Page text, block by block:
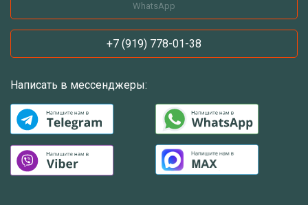
WhatsApp
+7 (919) 778-01-38
Написать в мессенджеры: